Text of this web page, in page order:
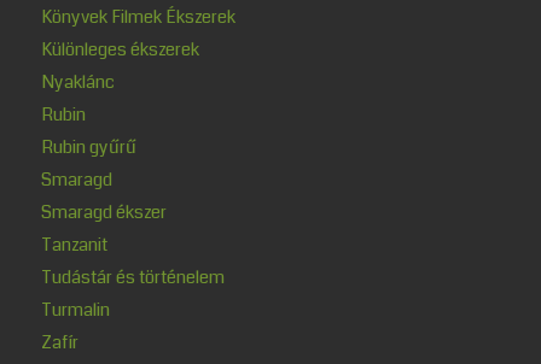
Könyvek Filmek Ékszerek
Különleges ékszerek
Nyaklánc
Rubin
Rubin gyűrű
Smaragd
Smaragd ékszer
Tanzanit
Tudástár és történelem
Turmalin
Zafír